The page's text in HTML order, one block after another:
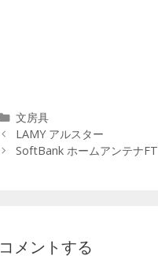
カ
テ
ゴ
文房具
投
稿
ョ
LAMY アルスター
SoftBank ホームアンテナFT
コメントする